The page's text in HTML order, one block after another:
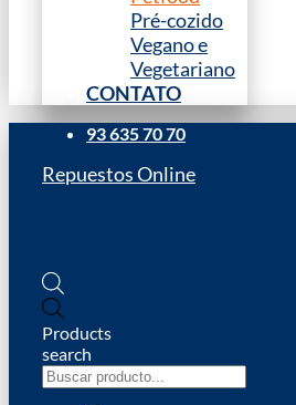
Pré-cozido
Vegano e
Vegetariano
CONTATO
93 635 70 70
Repuestos Online
Products
search